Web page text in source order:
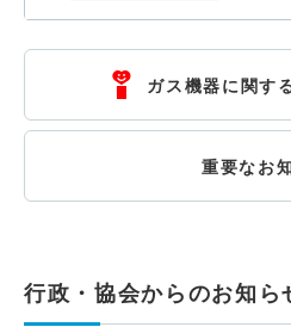
ガス機器に関す
重要なお
行政・協会からのお知ら